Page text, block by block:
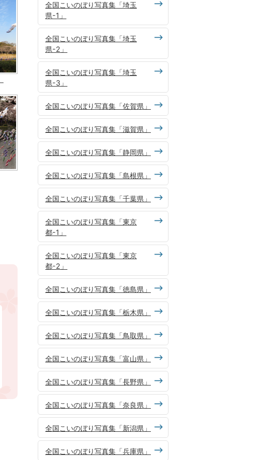
全国こいのぼり写真集「埼玉
県-1」
全国こいのぼり写真集「埼玉
県-2」
全国こいのぼり写真集「埼玉
県-3」
全国こいのぼり写真集「佐賀県」
全国こいのぼり写真集「滋賀県」
全国こいのぼり写真集「静岡県」
全国こいのぼり写真集「島根県」
全国こいのぼり写真集「千葉県」
全国こいのぼり写真集「東京
都-1」
全国こいのぼり写真集「東京
都-2」
全国こいのぼり写真集「徳島県」
全国こいのぼり写真集「栃木県」
全国こいのぼり写真集「鳥取県」
全国こいのぼり写真集「富山県」
全国こいのぼり写真集「長野県」
全国こいのぼり写真集「奈良県」
全国こいのぼり写真集「新潟県」
全国こいのぼり写真集「兵庫県」